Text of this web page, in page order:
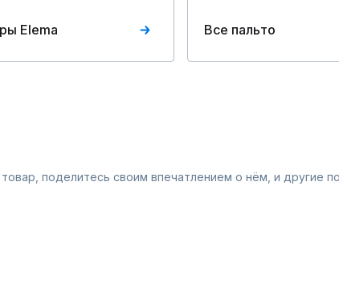
Elema Все пальто
поделитесь своим впечатлением о нём, и другие